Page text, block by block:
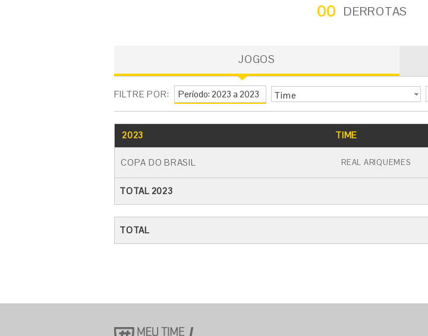
00 DERROTAS
JOGOS
FILTRE POR: Time
2023 TIME
COPA DO BRASIL REAL ARIQUEMES
TOTAL 2023
TOTAL